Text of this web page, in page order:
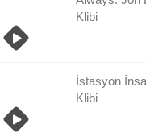
Klibi
İstasyon
Klibi